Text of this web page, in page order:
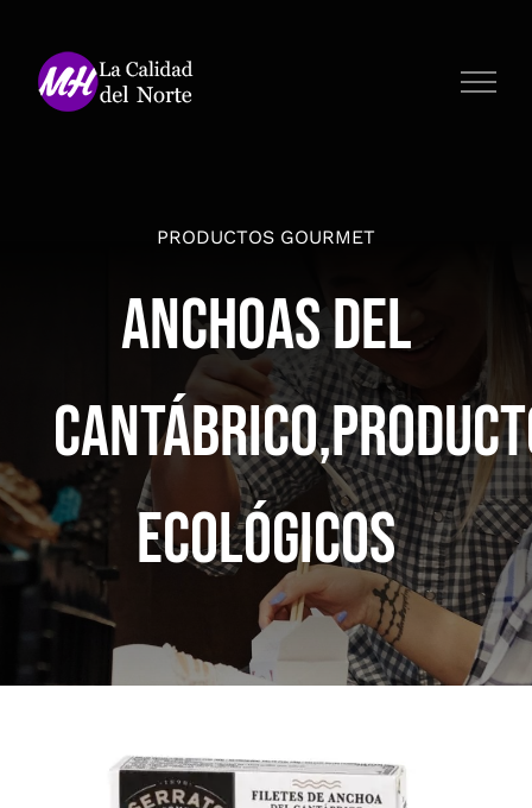
contenido
PRODUCTOS GOURMET
Anchoas del
Ecológicos